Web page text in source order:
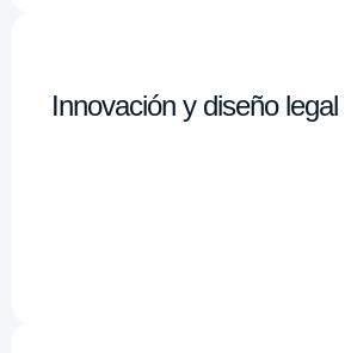
Innovación y diseño legal